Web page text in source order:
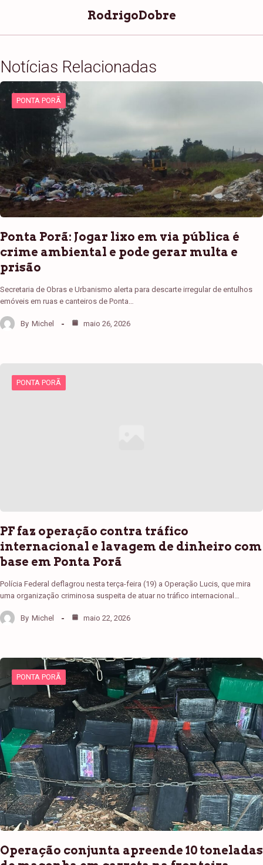
RodrigoDobre
Notícias Relacionadas
PONTA PORÃ
Ponta Porã: Jogar lixo em via pública é
crime ambiental e pode gerar multa e
prisão
Secretaria de Obras e Urbanismo alerta para descarte irregular de entulhos
emóveis em ruas e canteiros de Ponta…
By Michel maio 26, 2026
PONTA PORÃ
PF faz operação contra tráfico
internacional e lavagem de dinheiro com
base em Ponta Porã
Polícia Federal deflagrou nesta terça-feira (19) a Operação Lucis, que mira
uma organização criminosa suspeita de atuar no tráfico internacional…
By Michel maio 22, 2026
PONTA PORÃ
Operação conjunta apreende 10 toneladas